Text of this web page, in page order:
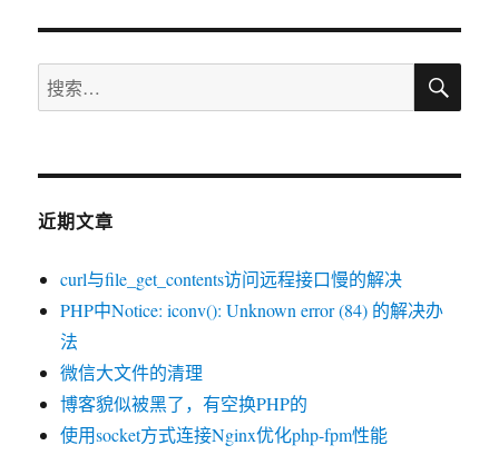
搜
索：
搜
近期文章
curl与file_get_contents访问远程接口慢的解决
PHP中Notice: iconv(): Unknown error (84) 的解决办
法
微信大文件的清理
博客貌似被黑了，有空换PHP的
使用socket方式连接Nginx优化php-fpm性能